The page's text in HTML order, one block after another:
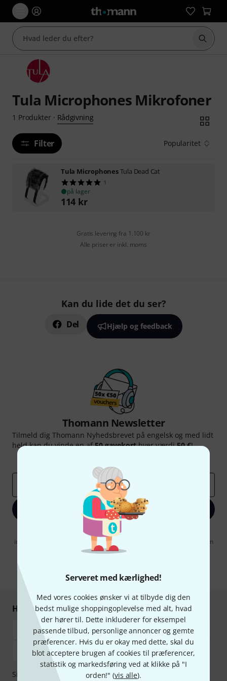
Serveret med kærlighed!
Med vores cookies ønsker vi at tilbyde dig den
bedst mulige shoppingoplevelse med alt, hvad
der hører til. Dette inkluderer for eksempel
passende tilbud, personlige annoncer og gemte
præferencer. Hvis du er okay med dette, skal du
blot acceptere brugen af cookies til præferencer,
statistik og markedsføring ved at klikke på "I
orden!" (vis alle).
Start
Tula Microphones Mikrofoner
1 Produkter· Rådgivning
Filter Popularitet
Tula MicrophonesTula Dead Cat
1
på lager
114 kr
Gratis levering fra 1.100 kr
Alle priser er inkl. moms
Kan du lide det du ser?
Del Hjælp og feedback
Thomann Newsletter
Tilmeld dig Thomann Nyhedsbrevet på engelsk og med lidt
held kan du vinde en af50 gavekorthver værdi50 €!
Tilmeld dig nu
Når jeg klikker på "Tilmeld dig nu", erklærer jeg mig samtidig
indforstået med at modtage e-mail-reklame. Dette tilsagn kan når som
helst trækkes tilbage. Find yderligere informationer i vores
* Obligatorisk felt
Handl og betal sikkert
Sikker betaling med Bankoverførsel, PayPal,